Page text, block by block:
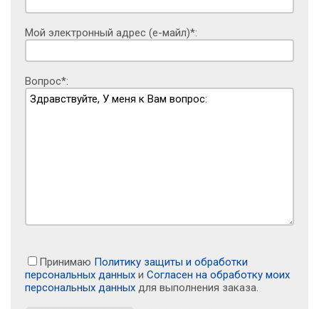
Мой электронный адрес (е-майл)*:
Вопрос*:
Принимаю Политику защиты и обработки
персональных данных и Согласен на обработку моих
персональных данных для выполнения заказа.